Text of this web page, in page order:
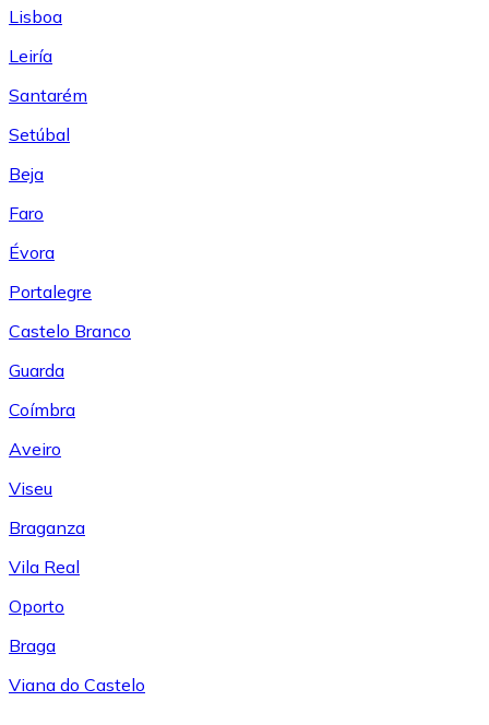
Lisboa
Leiría
Santarém
Setúbal
Beja
Faro
Évora
Portalegre
Castelo Branco
Guarda
Coímbra
Aveiro
Viseu
Braganza
Vila Real
Oporto
Braga
Viana do Castelo